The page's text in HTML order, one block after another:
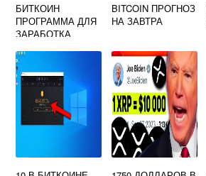
БИТКОИН
ПРОГРАММА ДЛЯ
ЗАРАБОТКА
BITCOIN ПРОГНОЗ
НА ЗАВТРА